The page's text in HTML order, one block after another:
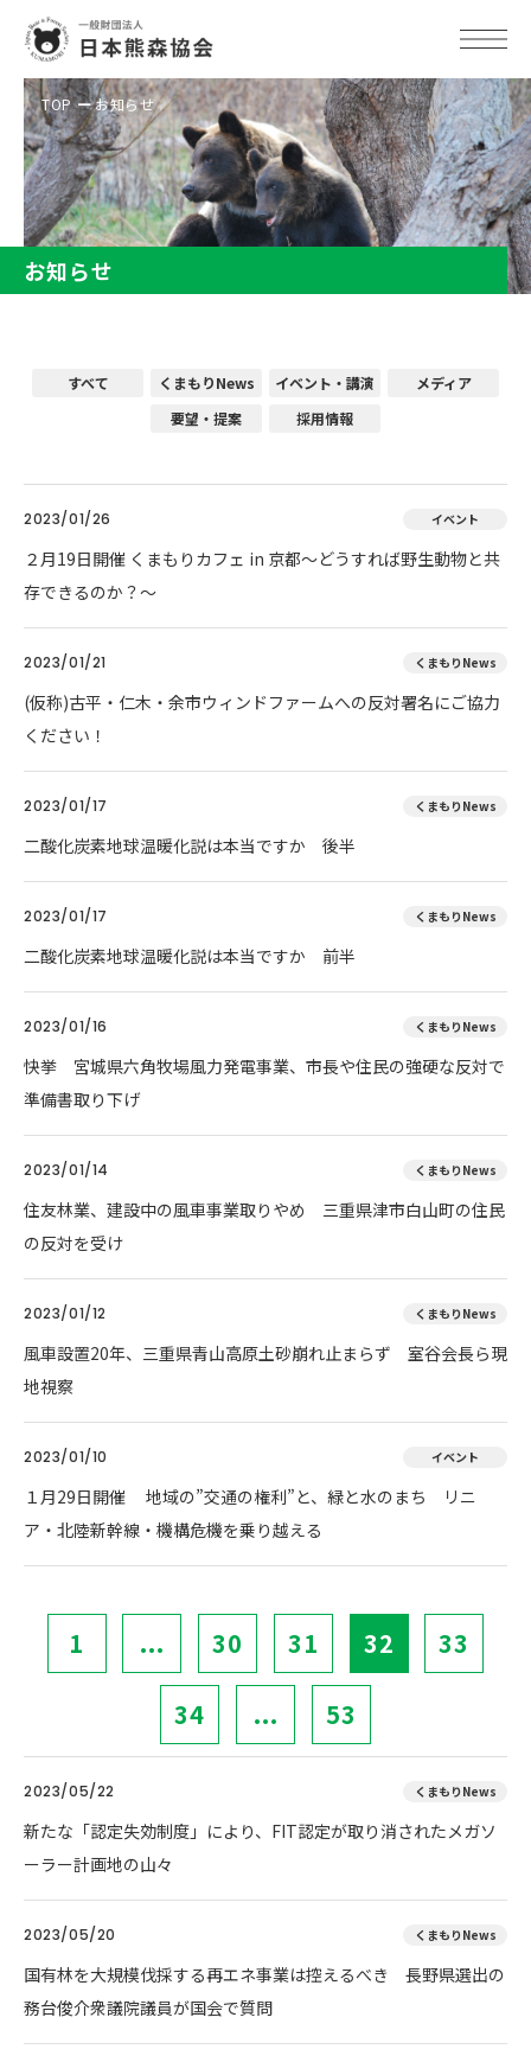
TOP お知らせ
お知らせ
すべて くまもりNews イベント・講演
メディア
要望・提案
採用情報
2023/01/26 イベント
２月19日開催 くまもりカフェ in 京都～どうすれば野生動物と共
存できるのか？～
2023/01/21 くまもりNews
(仮称)古平・仁木・余市ウィンドファームへの反対署名にご協力
ください！
2023/01/17 くまもりNews
二酸化炭素地球温暖化説は本当ですか 後半
2023/01/17 くまもりNews
二酸化炭素地球温暖化説は本当ですか 前半
2023/01/16 くまもりNews
快挙 宮城県六角牧場風力発電事業、市長や住民の強硬な反対で
準備書取り下げ
2023/01/14 くまもりNews
住友林業、建設中の風車事業取りやめ 三重県津市白山町の住民
の反対を受け
2023/01/12 くまもりNews
風車設置20年、三重県青山高原土砂崩れ止まらず 室谷会長ら現
地視察
2023/01/10 イベント
１月29日開催 地域の”交通の権利”と、緑と水のまち リニ
ア・北陸新幹線・機構危機を乗り越える
1 ... 30 31 32 33
34 ... 53
2023/05/22 くまもりNews
新たな「認定失効制度」により、FIT認定が取り消されたメガソ
ーラー計画地の山々
2023/05/20 くまもりNews
国有林を大規模伐採する再エネ事業は控えるべき 長野県選出の
務台俊介衆議院議員が国会で質問